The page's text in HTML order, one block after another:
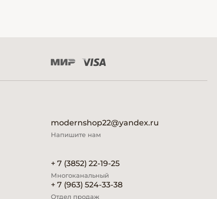
modernshop22@yandex.ru
Напишите нам
+ 7 (3852) 22-19-25
Многоканальный
+ 7 (963) 524-33-38
Отдел продаж